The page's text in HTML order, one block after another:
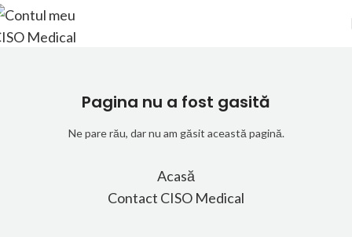
Pagina nu a fost gasită
Ne pare rău, dar nu am găsit această pagină.
Acasă
Contact CISO Medical